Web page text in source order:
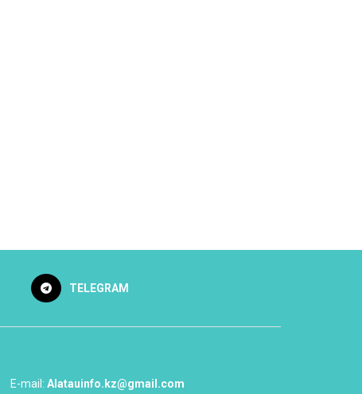
TELEGRAM
E-mail: Alatauinfo.kz@gmail.com